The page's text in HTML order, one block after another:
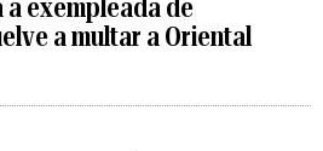
a exempleada de
a multar a Oriental